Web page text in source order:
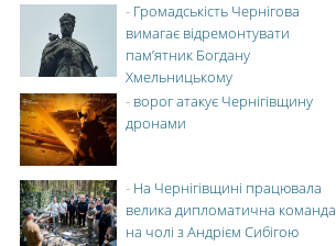
- Громадськість Чернігова
вимагає відремонтувати
пам’ятник Богдану
Хмельницькому
- ворог атакує Чернігівщину
дронами
- На Чернігівщині працювала
велика дипломатична команда
на чолі з Андрієм Сибігою